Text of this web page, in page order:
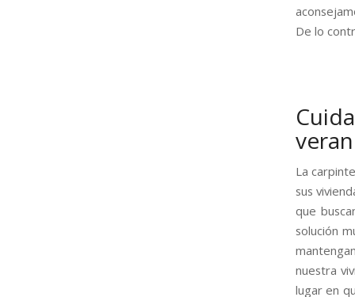
De lo
La
sus
que
solución
nuestra
lugar en